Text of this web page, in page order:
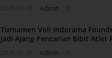
Admin
Turnamen Voli Indorama
Jadi Ajang Pencarian Bibit Atlet
Admin